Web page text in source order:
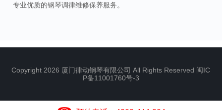
专业优质的钢琴调律维修保养服务。
Copyright 2026 厦门律动钢琴有限公司 All Rights Reserved 闽IC
P备11001760号-3